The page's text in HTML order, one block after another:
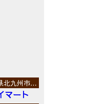
ー）
北九州市…
マート